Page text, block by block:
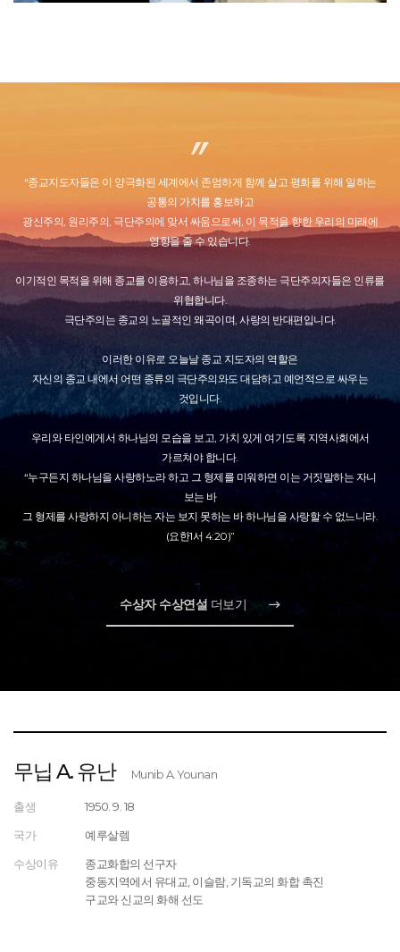
“종교지도자들은 이 양극화된 세계에서 존엄하게 함께 살고 평화를 위해 일하는
공통의 가치를 홍보하고
광신주의, 원리주의, 극단주의에 맞서 싸움으로써, 이 목적을 향한 우리의 미래에
영향을 줄 수 있습니다.
이기적인 목적을 위해 종교를 이용하고, 하나님을 조종하는 극단주의자들은 인류를
위협합니다.
극단주의는 종교의 노골적인 왜곡이며, 사랑의 반대편입니다.
이러한 이유로 오늘날 종교 지도자의 역할은
자신의 종교 내에서 어떤 종류의 극단주의와도 대담하고 예언적으로 싸우는
것입니다.
우리와 타인에게서 하나님의 모습을 보고, 가치 있게 여기도록 지역사회에서
가르쳐야 합니다.
“누구든지 하나님을 사랑하노라 하고 그 형제를 미워하면 이는 거짓말하는 자니
보는 바
그 형제를 사랑하지 아니하는 자는 보지 못하는 바 하나님을 사랑할 수 없느니라.
(요한1서 4:20)”
수상자 수상연설 더보기
무닙 A. 유난 Munib A. Younan
출생
1950. 9. 18
국가
예루살렘
수상이유
종교화합의 선구자
중동지역에서 유대교, 이슬람, 기독교의 화합 촉진
구교와 신교의 화해 선도